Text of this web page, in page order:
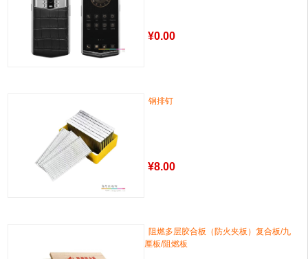
¥0.00
钢排钉
¥8.00
阻燃多层胶合板（防火夹板）复合板/九
厘板/阻燃板